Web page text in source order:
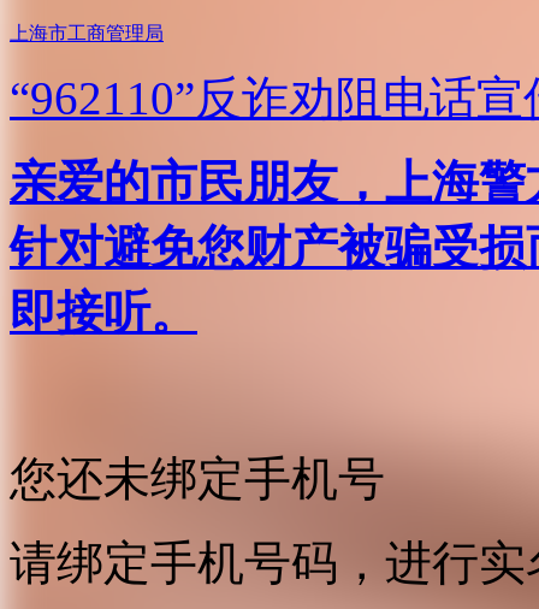
上海市工商管理局
“962110”反诈劝阻电话宣
亲爱的市民朋友，上海
针对避免您财产被骗受
即接听。
您还未绑定手机号
请绑定手机号码，进行